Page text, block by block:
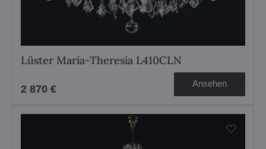
Lüster Maria-Theresia L410CLN
2 870 € Ansehen